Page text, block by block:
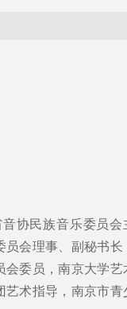
协民族音乐委员会
会理事、副秘书长
会委员，南京大学艺
艺术指导，南京市青